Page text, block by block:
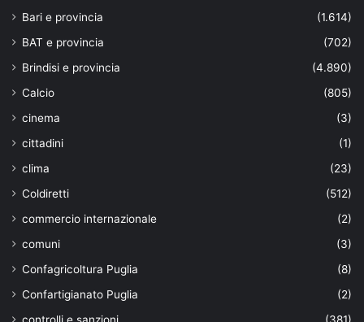
Bari e provincia
(1.614)
BAT e provincia
(702)
Brindisi e provincia
(4.890)
Calcio
(805)
cinema
(3)
cittadini
(1)
clima
(23)
Coldiretti
(512)
commercio internazionale
(2)
comuni
(3)
Confagricoltura Puglia
(8)
Confartigianato Puglia
(2)